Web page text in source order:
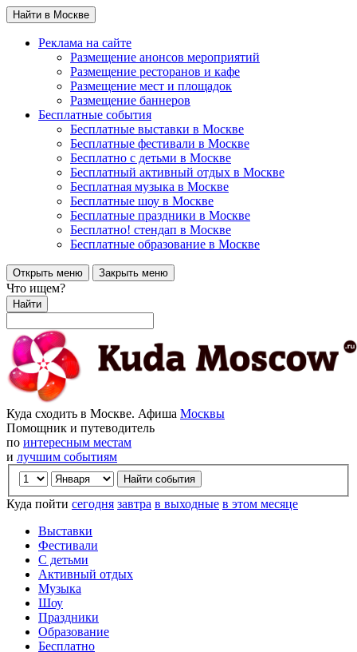
Найти в Москве
Реклама на сайте
Размещение анонсов мероприятий
Размещение ресторанов и кафе
Размещение мест и площадок
Размещение баннеров
Бесплатные события
Бесплатные выставки в Москве
Бесплатные фестивали в Москве
Бесплатно с детьми в Москве
Бесплатный активный отдых в Москве
Бесплатная музыка в Москве
Бесплатные шоу в Москве
Бесплатные праздники в Москве
Бесплатно! стендап в Москве
Бесплатные образование в Москве
Открыть меню Закрыть меню
Что ищем?
Найти
Куда сходить в Москве. Афиша Москвы
Помощник и путеводитель
по интересным местам
и лучшим событиям
Куда пойти сегодня завтра в выходные в этом месяце
Выставки
Фестивали
С детьми
Активный отдых
Музыка
Шоу
Праздники
Образование
Бесплатно